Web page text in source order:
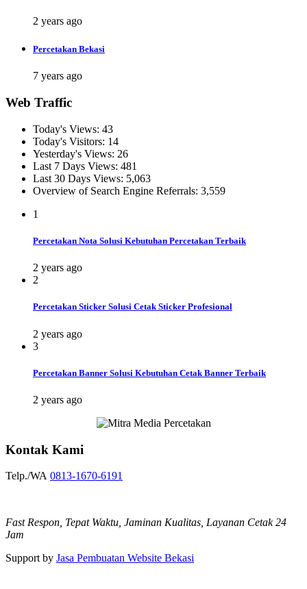
2 years ago
Percetakan Bekasi
7 years ago
Web Traffic
Today's Views: 43
Today's Visitors: 14
Yesterday's Views: 26
Last 7 Days Views: 481
Last 30 Days Views: 5,063
Overview of Search Engine Referrals: 3,559
1
Percetakan Nota Solusi Kebutuhan Percetakan Terbaik
2 years ago
2
Percetakan Sticker Solusi Cetak Sticker Profesional
2 years ago
3
Percetakan Banner Solusi Kebutuhan Cetak Banner Terbaik
2 years ago
Kontak Kami
Telp./WA 0813-1670-6191
Fast Respon, Tepat Waktu, Jaminan Kualitas, Layanan Cetak 24
Jam
Support by Jasa Pembuatan Website Bekasi